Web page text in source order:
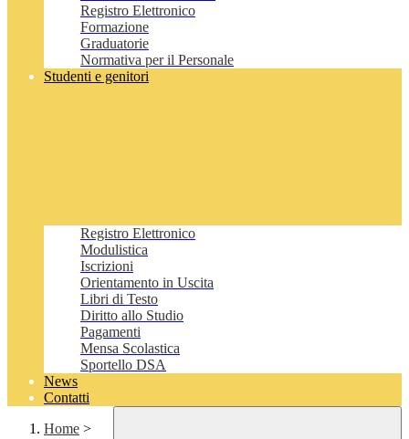
Registro Elettronico
Formazione
Graduatorie
Normativa per il Personale
Studenti e genitori
Registro Elettronico
Modulistica
Iscrizioni
Orientamento in Uscita
Libri di Testo
Diritto allo Studio
Pagamenti
Mensa Scolastica
Sportello DSA
News
Contatti
Home >